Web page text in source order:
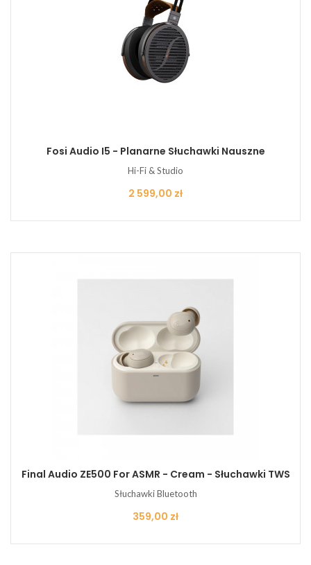
Fosi Audio I5 - Planarne Słuchawki Nauszne
Hi-Fi & Studio
Cena
2 599,00 zł
Final Audio ZE500 For ASMR - Cream - Słuchawki TWS
Słuchawki Bluetooth
Cena
359,00 zł